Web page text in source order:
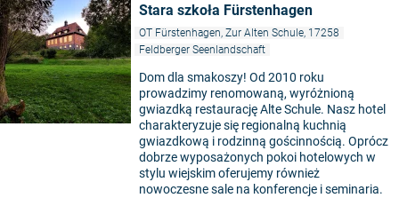
Stara szkoła Fürstenhagen
OT Fürstenhagen, Zur Alten Schule, 17258
Feldberger Seenlandschaft
Dom dla smakoszy! Od 2010 roku
prowadzimy renomowaną, wyróżnioną
gwiazdką restaurację Alte Schule. Nasz hotel
charakteryzuje się regionalną kuchnią
gwiazdkową i rodzinną gościnnością. Oprócz
dobrze wyposażonych pokoi hotelowych w
stylu wiejskim oferujemy również
nowoczesne sale na konferencje i seminaria.